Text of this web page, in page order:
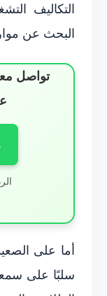
التكاليف
البحث عن
تواصل
أما على
سلبًا على